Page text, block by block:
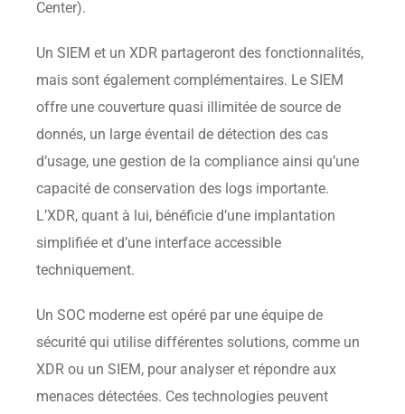
Center).
Un SIEM et un XDR partageront des fonctionnalités,
mais sont également complémentaires. Le SIEM
offre une couverture quasi illimitée de source de
donnés, un large éventail de détection des cas
d’usage, une gestion de la compliance ainsi qu’une
capacité de conservation des logs importante.
L’XDR, quant à lui, bénéficie d’une implantation
simplifiée et d’une interface accessible
techniquement.
Un SOC moderne est opéré par une équipe de
sécurité qui utilise différentes solutions, comme un
XDR ou un SIEM, pour analyser et répondre aux
menaces détectées. Ces technologies peuvent